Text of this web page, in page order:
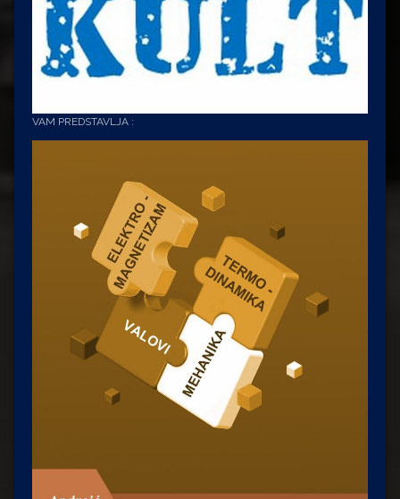
VAM PREDSTAVLJA :